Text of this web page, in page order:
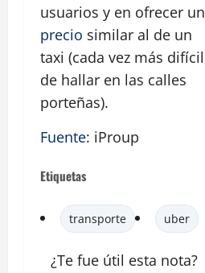
usuarios y en ofrecer un
precio similar al de un
taxi (cada vez más difícil
de hallar en las calles
porteñas).
Fuente: iProup
Etiquetas
transporte uber
¿Te fue útil esta nota?